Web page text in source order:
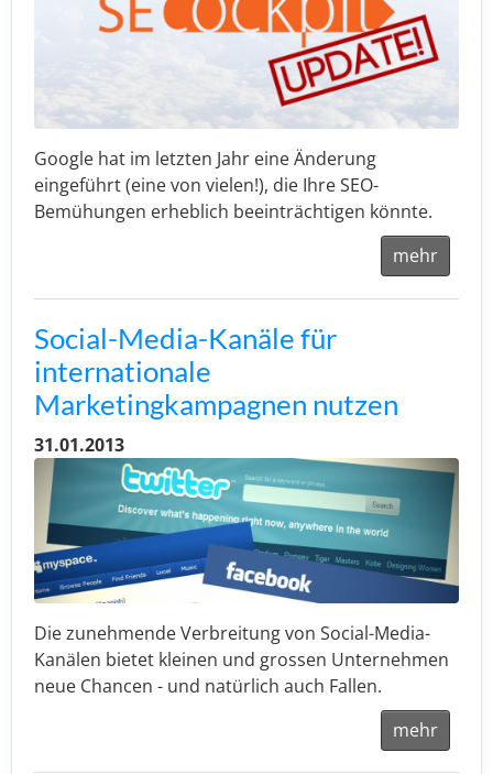
Google hat im letzten Jahr eine Änderung
eingeführt (eine von vielen!), die Ihre SEO-
Bemühungen erheblich beeinträchtigen könnte.
mehr
Social-Media-Kanäle für
internationale
Marketingkampagnen nutzen
31.01.2013
Die zunehmende Verbreitung von Social-Media-
Kanälen bietet kleinen und grossen Unternehmen
neue Chancen - und natürlich auch Fallen.
mehr